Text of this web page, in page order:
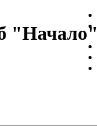
"Начало"